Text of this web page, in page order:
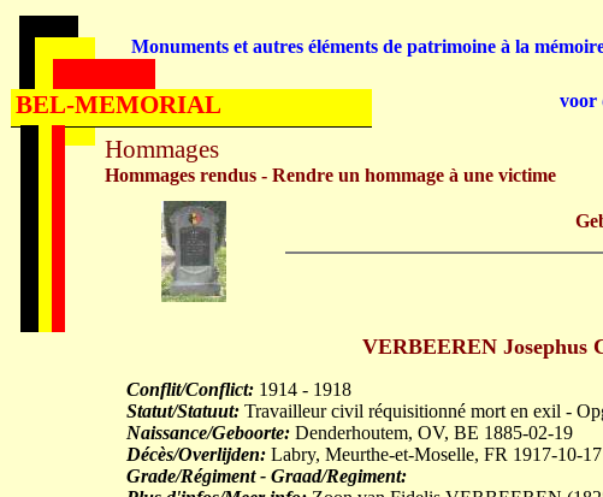
VERBEEREN Josephus
Conflit/Conflict: 1914 - 1918
Statut/Statuut: Travailleur civil réquisitionné mort en exil -
Naissance/Geboorte: Denderhoutem, OV, BE 1885-02-19
Décès/Overlijden: Labry, Meurthe-et-Moselle, FR 1917-10-17
Grade/Régiment - Graad/Regiment:
Hommages
Hommages rendus - Rendre un hommage à une victime
Monuments et autres éléments de patrimoine à la
voor
BEL-MEMORIAL